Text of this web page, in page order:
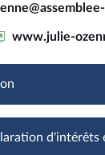
www.julie-
d'intérêts